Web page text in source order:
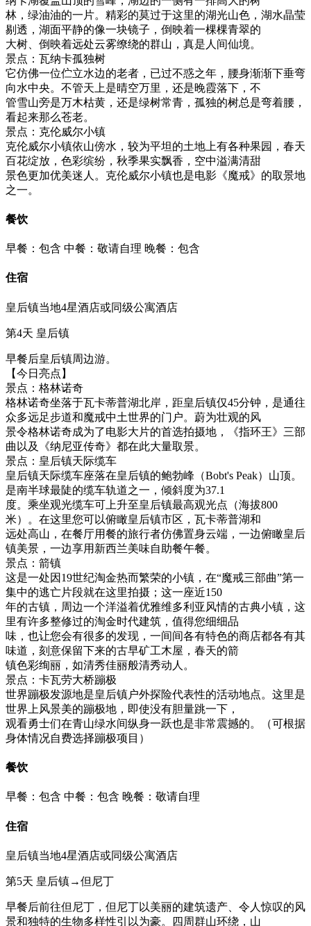
林，绿油油的一片。精彩的莫过于这里的湖光山色，湖水晶莹
剔透，湖面平静的像一块镜子，倒映着一棵棵青翠的
大树、倒映着远处云雾缭绕的群山，真是人间仙境。
景点：瓦纳卡孤独树
它仿佛一位伫立水边的老者，已过不惑之年，腰身渐渐下垂弯
向水中央。不管天上是晴空万里，还是晚霞落下，不
管雪山旁是万木枯黄，还是绿树常青，孤独的树总是弯着腰，
看起来那么苍老。
景点：克伦威尔小镇
克伦威尔小镇依山傍水，较为平坦的土地上有各种果园，春天
百花绽放，色彩缤纷，秋季果实飘香，空中溢满清甜
景色更加优美迷人。克伦威尔小镇也是电影《魔戒》的取景地
之一。
餐饮
早餐：包含 中餐：敬请自理 晚餐：包含
住宿
皇后镇当地4星酒店或同级公寓酒店
第4天 皇后镇
早餐后皇后镇周边游。
【今日亮点】
景点：格林诺奇
格林诺奇坐落于瓦卡蒂普湖北岸，距皇后镇仅45分钟，是通往
众多远足步道和魔戒中土世界的门户。蔚为壮观的风
景令格林诺奇成为了电影大片的首选拍摄地，《指环王》三部
曲以及《纳尼亚传奇》都在此大量取景。
景点：皇后镇天际缆车
皇后镇天际缆车座落在皇后镇的鲍勃峰（Bobt's Peak）山顶。
是南半球最陡的缆车轨道之一，倾斜度为37.1
度。乘坐观光缆车可上升至皇后镇最高观光点（海拔800
米）。在这里您可以俯瞰皇后镇市区，瓦卡蒂普湖和
远处高山，在餐厅用餐的旅行者仿佛置身云端，一边俯瞰皇后
镇美景，一边享用新西兰美味自助餐午餐。
景点：箭镇
这是一处因19世纪淘金热而繁荣的小镇，在“魔戒三部曲”第一
集中的逃亡片段就在这里拍摄；这一座近150
年的古镇，周边一个洋溢着优雅维多利亚风情的古典小镇，这
里有许多整修过的淘金时代建筑，值得您细细品
味，也让您会有很多的发现，一间间各有特色的商店都各有其
味道，刻意保留下来的古早矿工木屋，春天的箭
镇色彩绚丽，如清秀佳丽般清秀动人。
景点：卡瓦劳大桥蹦极
世界蹦极发源地是皇后镇户外探险代表性的活动地点。这里是
世界上风景美的蹦极地，即使没有胆量跳一下，
观看勇士们在青山绿水间纵身一跃也是非常震撼的。（可根据
身体情况自费选择蹦极项目）
餐饮
早餐：包含 中餐：包含 晚餐：敬请自理
住宿
皇后镇当地4星酒店或同级公寓酒店
第5天 皇后镇→但尼丁
早餐后前往但尼丁，但尼丁以美丽的建筑遗产、令人惊叹的风
景和独特的生物多样性引以为豪。四周群山环绕，山